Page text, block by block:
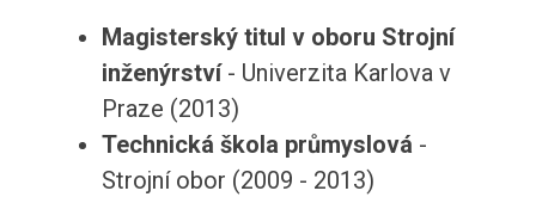
Magisterský titul v oboru Strojní
inženýrství- Univerzita Karlova v
Praze (2013)
Technická škola průmyslová -
Strojní obor (2009 - 2013)